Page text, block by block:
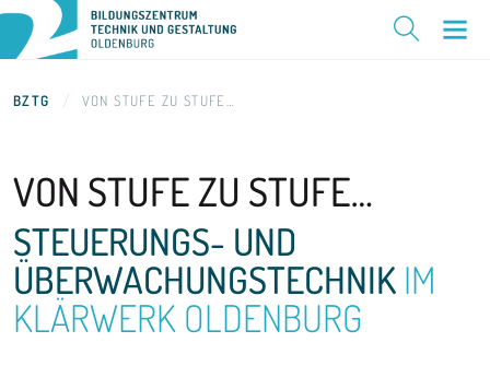
BZTG VON STUFE ZU STUFE…
VON STUFEZU STUFE…
STEUERUNGS- UND
ÜBERWACHUNGSTECHNIK IM
KLÄRWERK OLDENBURG